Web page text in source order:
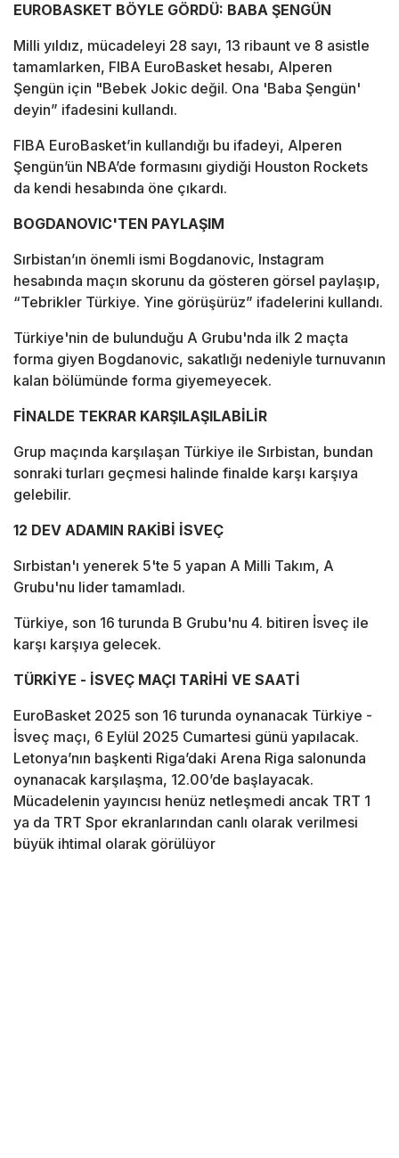
EUROBASKET BÖYLE GÖRDÜ: BABA ŞENGÜN
Milli yıldız, mücadeleyi 28 sayı, 13 ribaunt ve 8 asistle
tamamlarken, FIBA EuroBasket hesabı, Alperen
Şengün için "Bebek Jokic değil. Ona 'Baba Şengün'
deyin” ifadesini kullandı.
FIBA EuroBasket’in kullandığı bu ifadeyi, Alperen
Şengün’ün NBA’de formasını giydiği Houston Rockets
da kendi hesabında öne çıkardı.
BOGDANOVIC'TEN PAYLAŞIM
Sırbistan’ın önemli ismi Bogdanovic, Instagram
hesabında maçın skorunu da gösteren görsel paylaşıp,
“Tebrikler Türkiye. Yine görüşürüz” ifadelerini kullandı.
Türkiye'nin de bulunduğu A Grubu'nda ilk 2 maçta
forma giyen Bogdanovic, sakatlığı nedeniyle turnuvanın
kalan bölümünde forma giyemeyecek.
FİNALDE TEKRAR KARŞILAŞILABİLİR
Grup maçında karşılaşan Türkiye ile Sırbistan, bundan
sonraki turları geçmesi halinde finalde karşı karşıya
gelebilir.
12 DEV ADAMIN RAKİBİ İSVEÇ
Sırbistan'ı yenerek 5'te 5 yapan A Milli Takım, A
Grubu'nu lider tamamladı.
Türkiye, son 16 turunda B Grubu'nu 4. bitiren İsveç ile
karşı karşıya gelecek.
TÜRKİYE - İSVEÇ MAÇI TARİHİ VE SAATİ
EuroBasket 2025 son 16 turunda oynanacak Türkiye -
İsveç maçı, 6 Eylül 2025 Cumartesi günü yapılacak.
Letonya’nın başkenti Riga’daki Arena Riga salonunda
oynanacak karşılaşma, 12.00’de başlayacak.
Mücadelenin yayıncısı henüz netleşmedi ancak TRT 1
ya da TRT Spor ekranlarından canlı olarak verilmesi
büyük ihtimal olarak görülüyor